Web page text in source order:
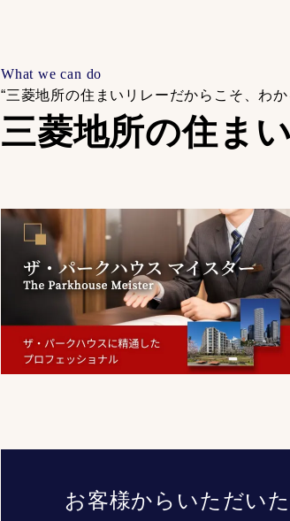
What we can do
“三菱地所の住まいリレーだからこそ、 わ
三菱地所の住ま
お客様からいただい